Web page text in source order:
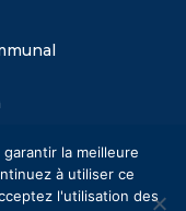
la meilleure
à utiliser ce
l'utilisation des